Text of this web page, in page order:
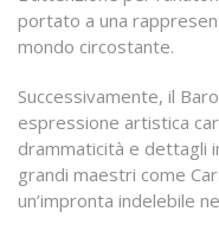
portato a una
mondo circostante.
Successivamente, il
espressione artistica
drammaticità e dettagli
grandi maestri come
un’impronta indelebile